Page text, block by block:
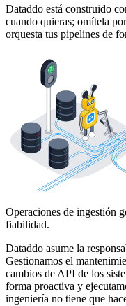
Dataddo está construido
cuando quieras; omítela
orquesta tus pipelines de
Operaciones de ingestión
fiabilidad.
Dataddo asume la
Gestionamos el
cambios de API de los
forma proactiva y
ingeniería no tiene que